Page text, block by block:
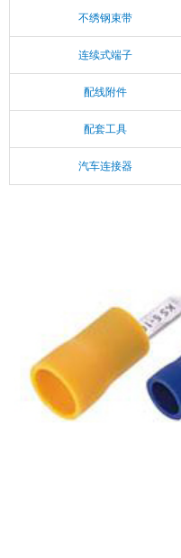
不绣钢束带
连续式端子
配线附件
配套工具
汽车连接器